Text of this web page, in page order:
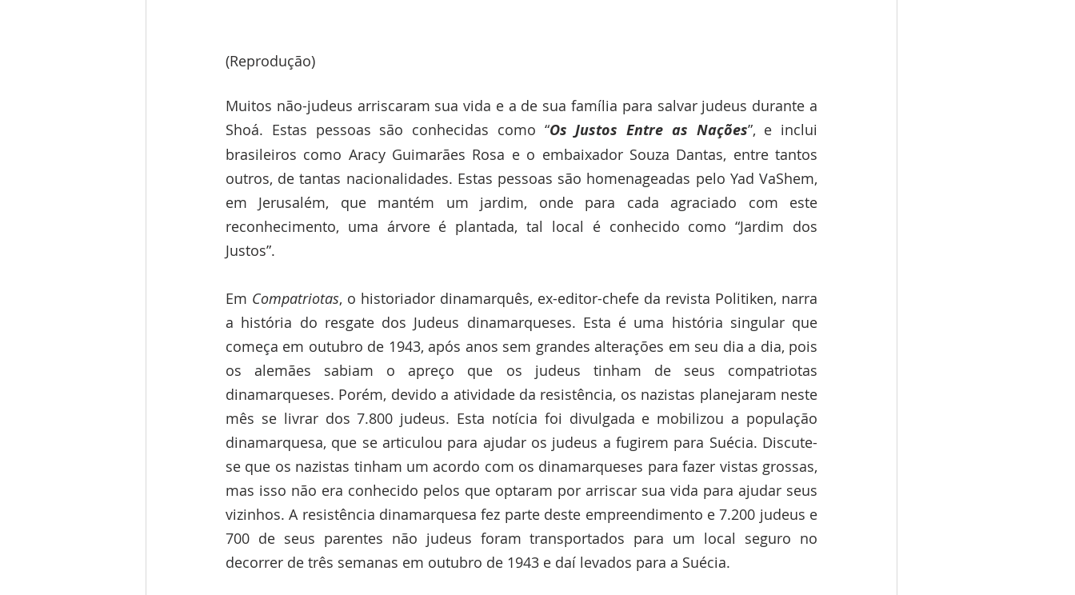
(Reprodução)
Muitos não-judeus arriscaram sua vida e a de sua família para salvar judeus durante a
Shoá. Estas pessoas são conhecidas como “Os Justos Entre as Nações”, e inclui
brasileiros como Aracy Guimarães Rosa e o embaixador Souza Dantas, entre tantos
outros, de tantas nacionalidades. Estas pessoas são homenageadas pelo Yad VaShem,
em Jerusalém, que mantém um jardim, onde para cada agraciado com este
reconhecimento, uma árvore é plantada, tal local é conhecido como “Jardim dos
Justos”.
Em Compatriotas, o historiador dinamarquês, ex-editor-chefe da revista Politiken, narra
a história do resgate dos Judeus dinamarqueses. Esta é uma história singular que
começa em outubro de 1943, após anos sem grandes alterações em seu dia a dia, pois
os alemães sabiam o apreço que os judeus tinham de seus compatriotas
dinamarqueses. Porém, devido a atividade da resistência, os nazistas planejaram neste
mês se livrar dos 7.800 judeus. Esta notícia foi divulgada e mobilizou a população
dinamarquesa, que se articulou para ajudar os judeus a fugirem para Suécia. Discute-
se que os nazistas tinham um acordo com os dinamarqueses para fazer vistas grossas,
mas isso não era conhecido pelos que optaram por arriscar sua vida para ajudar seus
vizinhos. A resistência dinamarquesa fez parte deste empreendimento e 7.200 judeus e
700 de seus parentes não judeus foram transportados para um local seguro no
decorrer de três semanas em outubro de 1943 e daí levados para a Suécia.